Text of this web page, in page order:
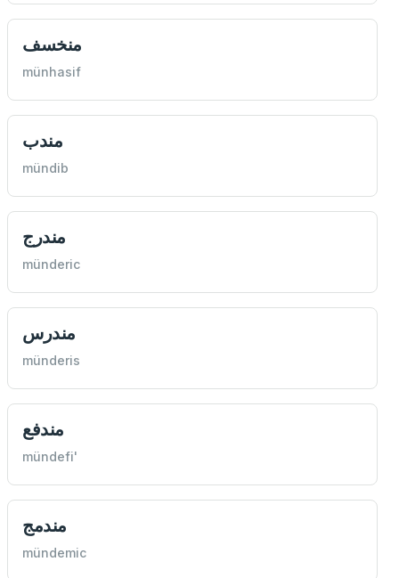
منخسف
münhasif
مندب
mündib
مندرج
münderic
مندرس
münderis
مندفع
mündefi'
مندمج
mündemic